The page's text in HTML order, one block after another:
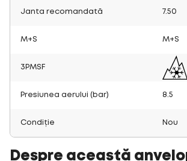
Janta recomandată 7.50
M+S M+S
3PMSF
Presiunea aerului (bar) 8.5
Condiție Nou
Despre această